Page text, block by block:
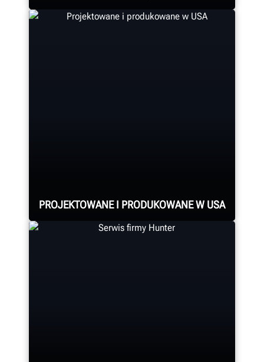
PROJEKTOWANE I PRODUKOWANE W USA